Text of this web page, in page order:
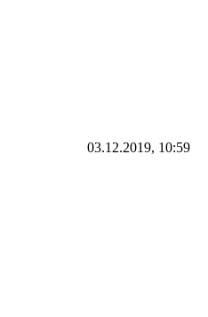
03.12.2019, 10:59